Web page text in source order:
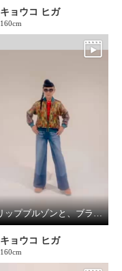
キョウコ ヒガ
160cm
チューリップブルゾンと、ブラストパギーパンツ
キョウコ ヒガ
160cm